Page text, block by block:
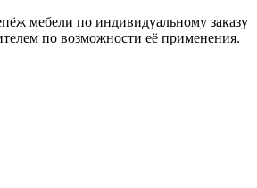
мебели по индивидуальному заказу
по возможности её применения.